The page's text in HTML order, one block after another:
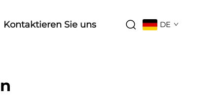
Kontaktieren Sie uns DE